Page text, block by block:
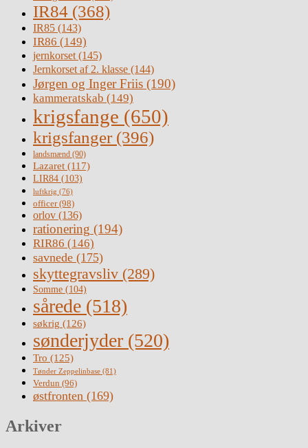
IR84 (368)
IR85 (143)
IR86 (149)
jernkorset(145)
Jernkorset af 2. klasse (144)
Jørgen og Inger Friis (190)
kammeratskab (149)
krigsfange (650)
krigsfanger (396)
landsmænd (90)
Lazaret (117)
LIR84 (103)
luftkrig (76)
officer(98)
orlov (136)
rationering (194)
RIR86 (146)
savnede (175)
skyttegravsliv (289)
Somme (104)
sårede (518)
søkrig (126)
sønderjyder (520)
Tro (125)
Tønder Zeppelinbase (81)
Verdun (96)
østfronten (169)
Arkiver